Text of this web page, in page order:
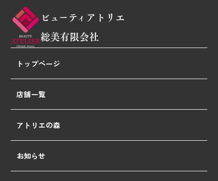
ビューティアトリエ
総美有限会社
トップページ
店舗一覧
アトリエの森
お知らせ